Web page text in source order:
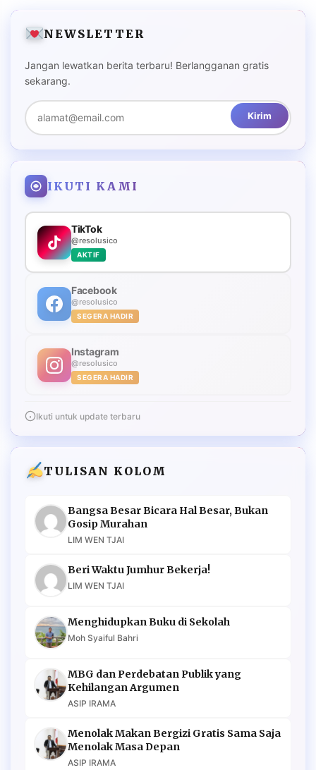
NEWSLETTER
Jangan lewatkan berita terbaru! Berlangganan gratis
sekarang.
Kirim
IKUTI KAMI
TikTok
@resolusico
AKTIF
Facebook
@resolusico
SEGERA HADIR
Instagram
@resolusico
SEGERA HADIR
Ikuti untuk update terbaru
TULISAN KOLOM
Bangsa Besar Bicara Hal Besar, Bukan
Gosip Murahan
LIM WEN TJAI
Beri Waktu Jumhur Bekerja!
LIM WEN TJAI
Menghidupkan Buku di Sekolah
Moh Syaiful Bahri
MBG dan Perdebatan Publik yang
Kehilangan Argumen
ASIP IRAMA
Menolak Makan Bergizi Gratis Sama Saja
Menolak Masa Depan
ASIP IRAMA